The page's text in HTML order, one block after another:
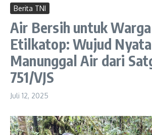
Berita TNI
Air Bersih untuk
Etilkatop: Wujud
Manunggal Air dari
751/VJS
Juli 12, 2025